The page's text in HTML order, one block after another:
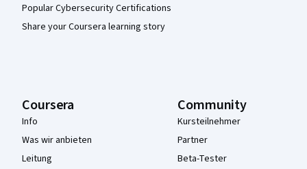
Popular Cybersecurity Certifications
Share your Coursera learning story
Coursera
Info
Was wir anbieten
Leitung
Community
Kursteilnehmer
Partner
Beta-Tester